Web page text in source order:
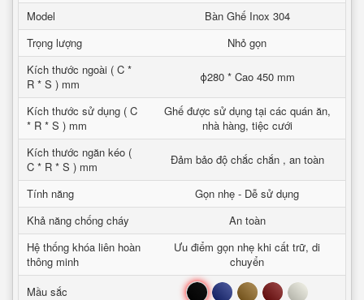
Model
Bàn Ghế Inox 304
Trọng lượng
Nhỏ gọn
Kích thước ngoài ( C *
R * S ) mm
ϕ280 * Cao 450 mm
Kích thước sử dụng ( C
* R * S ) mm
Ghế được sử dụng tại các quán ăn,
nhà hàng, tiệc cưới
Kích thước ngăn kéo (
C * R * S ) mm
Đảm bảo độ chắc chắn , an toàn
Tính năng
Gọn nhẹ - Dễ sử dụng
Khả năng chống cháy
An toàn
Hệ thống khóa liên hoàn
thông minh
Ưu điểm gọn nhẹ khi cất trữ, di
chuyển
Mầu sắc
Đen Xanh Nâu Đỏ Trắng